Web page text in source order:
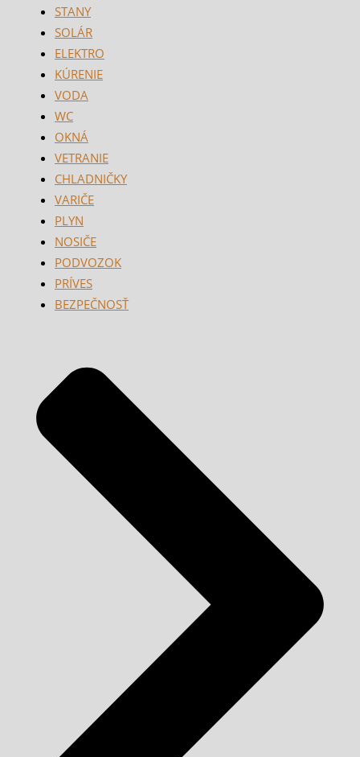
STANY
SOLÁR
ELEKTRO
KÚRENIE
VODA
WC
OKNÁ
VETRANIE
CHLADNIČKY
VARIČE
PLYN
NOSIČE
PODVOZOK
PRÍVES
BEZPEČNOSŤ